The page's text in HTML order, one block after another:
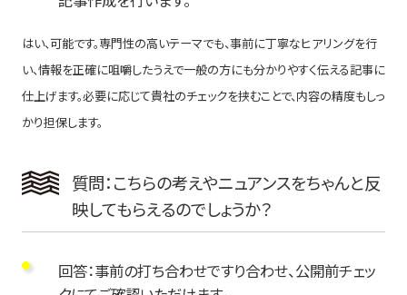
はい、可能です。専門性の高いテーマでも、事前に丁寧なヒアリングを行
い、情報を正確に咀嚼したうえで一般の方にも分かりやすく伝える記事に
仕上げます。必要に応じて貴社のチェックを挟むことで、内容の精度もしっ
かり担保します。
質問：こちらの考えやニュアンスをちゃんと反
映してもらえるのでしょうか？
回答：事前の打ち合わせですり合わせ、公開前チェッ